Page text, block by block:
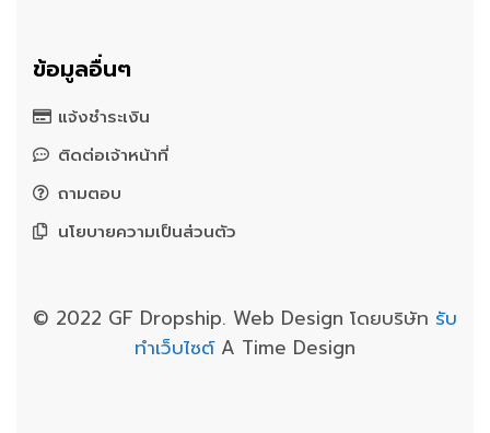
ข้อมูลอื่นๆ
แจ้งชำระเงิน
ติดต่อเจ้าหน้าที่
ถามตอบ
นโยบายความเป็นส่วนตัว
© 2022 GF Dropship. Web Design โดยบริษัท รับ
ทำเว็บไซต์ A Time Design